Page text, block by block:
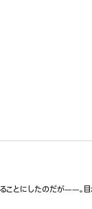
ことにしたのだが――。目